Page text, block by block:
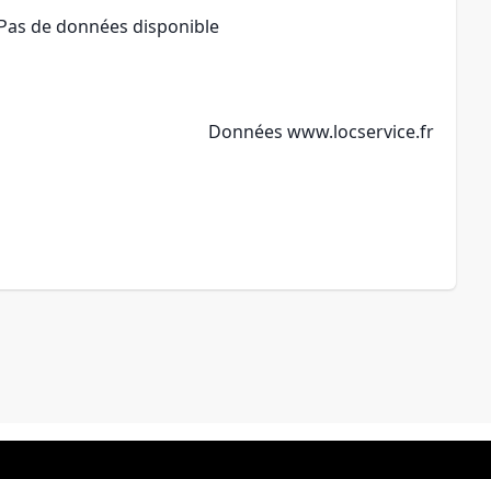
de données disponible
Données www.locservice.fr